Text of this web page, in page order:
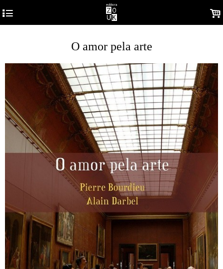
4 .
O amor pela arte